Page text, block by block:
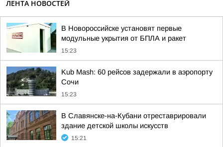
ЛЕНТА НОВОСТЕЙ
В Новороссийске установят первые
модульные укрытия от БПЛА и ракет
15:23
Kub Mash: 60 рейсов задержали в аэропорту
Сочи
15:23
В Славянске-на-Кубани отреставрировали
здание детской школы искусств
15:21